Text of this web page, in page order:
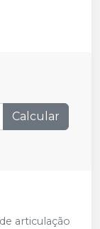
Calcular
articulação